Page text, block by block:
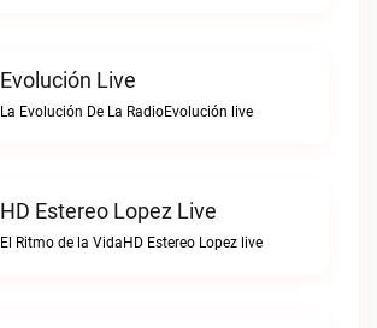
Evolución Live
La Evolución De La RadioEvolución live
HD Estereo Lopez Live
El Ritmo de la VidaHD Estereo Lopez live